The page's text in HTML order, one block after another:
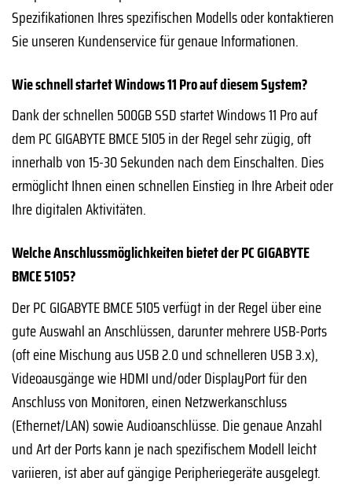
Spezifikationen Ihres spezifischen Modells oder kontaktieren
Sie unseren Kundenservice für genaue Informationen.
Wie schnell startet Windows 11 Pro auf diesem System?
Dank der schnellen 500GB SSD startet Windows 11 Pro auf
dem PC GIGABYTE BMCE 5105 in der Regel sehr zügig, oft
innerhalb von 15-30 Sekunden nach dem Einschalten. Dies
ermöglicht Ihnen einen schnellen Einstieg in Ihre Arbeit oder
Ihre digitalen Aktivitäten.
Welche Anschlussmöglichkeiten bietet der PC GIGABYTE
BMCE 5105?
Der PC GIGABYTE BMCE 5105 verfügt in der Regel über eine
gute Auswahl an Anschlüssen, darunter mehrere USB-Ports
(oft eine Mischung aus USB 2.0 und schnelleren USB 3.x),
Videoausgänge wie HDMI und/oder DisplayPort für den
Anschluss von Monitoren, einen Netzwerkanschluss
(Ethernet/LAN) sowie Audioanschlüsse. Die genaue Anzahl
und Art der Ports kann je nach spezifischem Modell leicht
variieren, ist aber auf gängige Peripheriegeräte ausgelegt.